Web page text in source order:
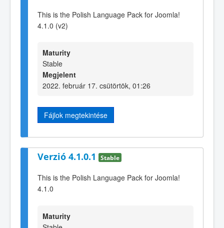
This is the Polish Language Pack for Joomla!
4.1.0 (v2)
Maturity
Stable
Megjelent
2022. február 17. csütörtök, 01:26
Fájlok megtekintése
Verzió 4.1.0.1 Stable
This is the Polish Language Pack for Joomla!
4.1.0
Maturity